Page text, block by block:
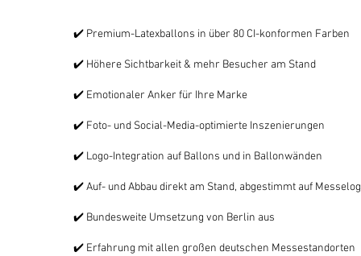
✔️ Premium-Latexballons in über 80 CI-konformen Farben
✔️ Höhere Sichtbarkeit & mehr Besucher am Stand
✔️ Emotionaler Anker für Ihre Marke
✔️ Foto- und Social-Media-optimierte Inszenierungen
✔️ Logo-Integration auf Ballons und in Ballonwänden
✔️ Auf- und Abbau direkt am Stand, abgestimmt auf
✔️ Bundesweite Umsetzung von Berlin aus
✔️ Erfahrung mit allen großen deutschen Messestandorten